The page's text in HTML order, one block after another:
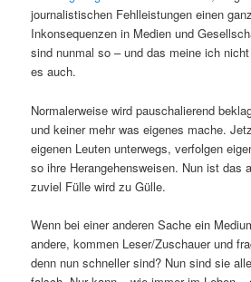
journalistischen Fehlleistungen einen
Inkonsequenzen in Medien und
sind nunmal so – und das meine ich
es auch.
Normalerweise wird pauschalierend
und keiner mehr was eigenes mache.
eigenen Leuten unterwegs, verfolgen
so ihre Herangehensweisen. Nun ist das
zuviel Fülle wird zu Gülle.
Wenn bei einer anderen Sache ein
andere, kommen Leser/Zuschauer und
denn nun schneller sind? Nun sind sie